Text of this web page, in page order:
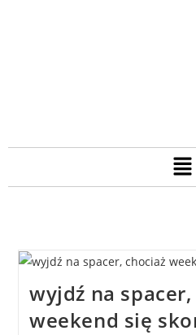
wyjdź na
weekend się